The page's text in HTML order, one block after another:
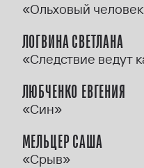
«Ольховый
ЛОГВИНА СВЕТЛАНА
«Следствие ведут
ЛЮБЧЕНКО ЕВГЕНИЯ
«Син»
МЕЛЬЦЕР САША
«Срыв»